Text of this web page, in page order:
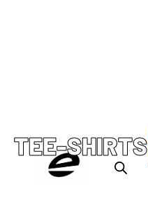
TEE-SHIRTS